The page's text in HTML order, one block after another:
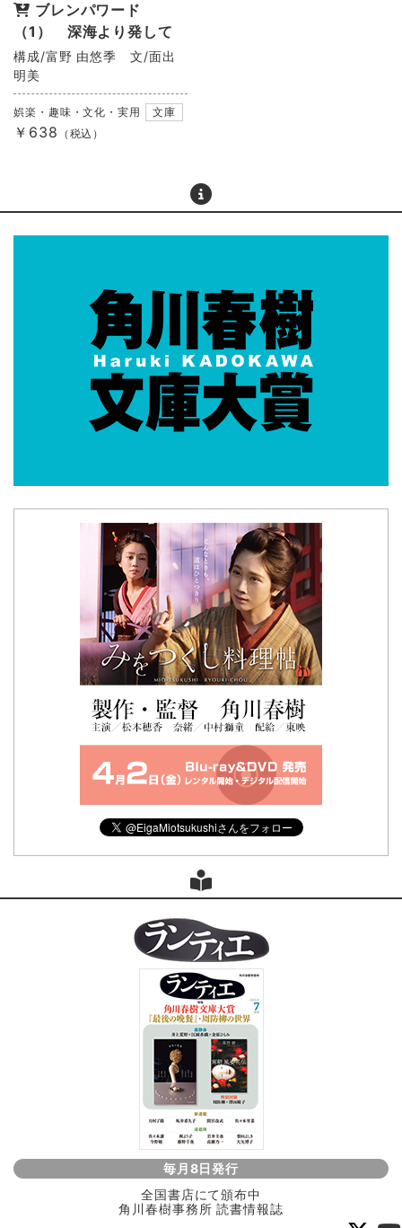
ブレンパワード
（1） 深海より発して
構成/富野 由悠季 文/面出
明美
娯楽・趣味・文化・実用 文庫
￥638 （税込）
毎月8日発行
全国書店にて頒布中
角川春樹事務所 読書情報誌